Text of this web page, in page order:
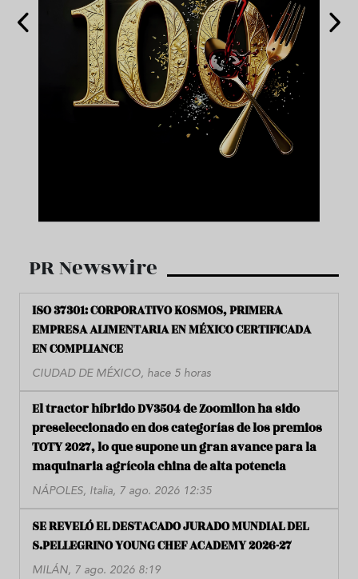
PR Newswire
ISO 37301: CORPORATIVO KOSMOS, PRIMERA
EMPRESA ALIMENTARIA EN MÉXICO CERTIFICADA
EN COMPLIANCE
CIUDAD DE MÉXICO, hace 5 horas
El tractor híbrido DV3504 de Zoomlion ha sido
preseleccionado en dos categorías de los premios
TOTY 2027, lo que supone un gran avance para la
maquinaria agrícola china de alta potencia
NÁPOLES, Italia, 7 ago. 2026 12:35
SE REVELÓ EL DESTACADO JURADO MUNDIAL DEL
S.PELLEGRINO YOUNG CHEF ACADEMY 2026-27
MILÁN, 7 ago. 2026 8:19